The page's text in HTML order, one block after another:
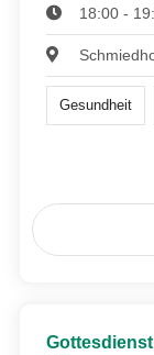
18:00 -
Gesundheit